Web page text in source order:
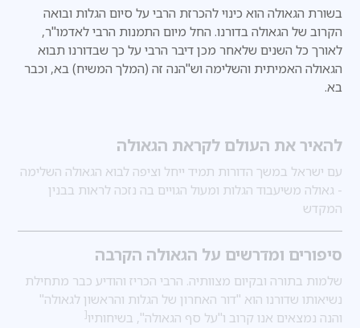
בשורת הגאולה הוא כינוי להכרזת הרבי על סיום הגלות ובואה
הקרוב של הגאולה בדורנו. החל מיום התמנות הרבי לאדמו"ר,
לאורך כל השנים שלאחר מכן דיבר הרבי על כך שבדורנו תבוא
הגאולה האמיתית והשלימה וש"הנה זה (המלך המשיח) בא, וכבר
בא.
להאיר את העולם לקראת הגאולה
עם ישראל במשך הדורות תמיד ייחל וציפה לבוא הגאולה השלימה
- גאולה משיעבוד הגלות ומעול הגויים בה נזכה לראות בבנין
המקדש
סיפורים ומדרשים על הגאולה הקרבה
שלמות בתורה ובקיום מצוותיה. הרבי הכריז והודיע כבר מתחילת
נשיאותו שדורנו הוא "דור האחרון של הגלות והראשון לגאולה"
והנה נמצאים אנו קרוב ו"על סף הגאולה", בשיחותיו[